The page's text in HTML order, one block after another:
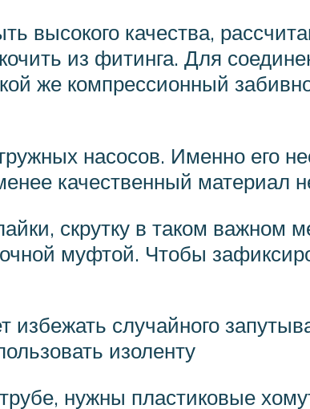
высокого качества,
из фитинга. Для
же компрессионный
насосов. Именно его
качественный материал
скрутку в таком важном
муфтой. Чтобы
случайного
изоленту
нужны пластиковые